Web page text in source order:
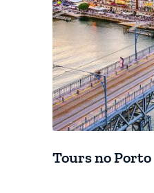
Tours no Porto